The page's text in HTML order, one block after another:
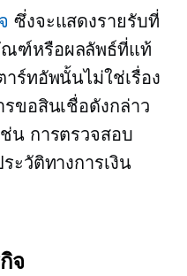
ซึ่งจะแสดงรายรับที่
ฑ์หรือผลลัพธ์ที่แท้
ร์ทอัพนั้นไม่ใช่เรื่อง
ขอสินเชื่อดังกล่าว
น การตรวจสอบ
ะวัติทางการเงิน
จ